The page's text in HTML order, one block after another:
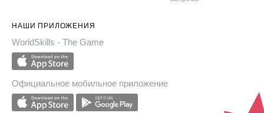
НАШИ ПРИЛОЖЕНИЯ
WorldSkills - The Game
Официальное мобильное приложение